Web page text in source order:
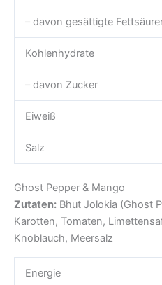
– davon gesättigte
Kohlenhydrate
– davon Zucker
Eiweiß
Salz
Ghost Pepper & Mango
Zutaten: Bhut Jolokia (Ghost
Karotten, Tomaten,
Knoblauch, Meersalz
Energie